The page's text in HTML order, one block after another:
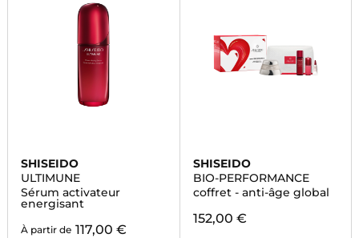
SHISEIDO
ULTIMUNE
Sérum activateur
energisant
À partir de 117,00 €
SHISEIDO
BIO-PERFORMANCE
coffret - anti-âge global
152,00 €